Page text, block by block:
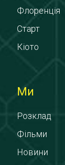
Флоренція
Старт
Кіото
Ми
Розклад
Фільми
Новини